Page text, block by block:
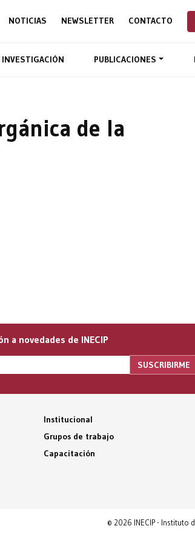
NOTICIAS NEWSLETTER CONTACTO
INVESTIGACIÓN PUBLICACIONES
de la
a novedades de INECIP
Institucional
Grupos de trabajo
Capacitación
© 2026 INECIP - Instituto